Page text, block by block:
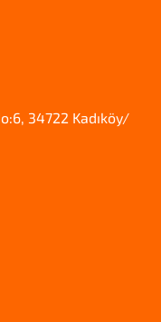
34722 Kadıköy/